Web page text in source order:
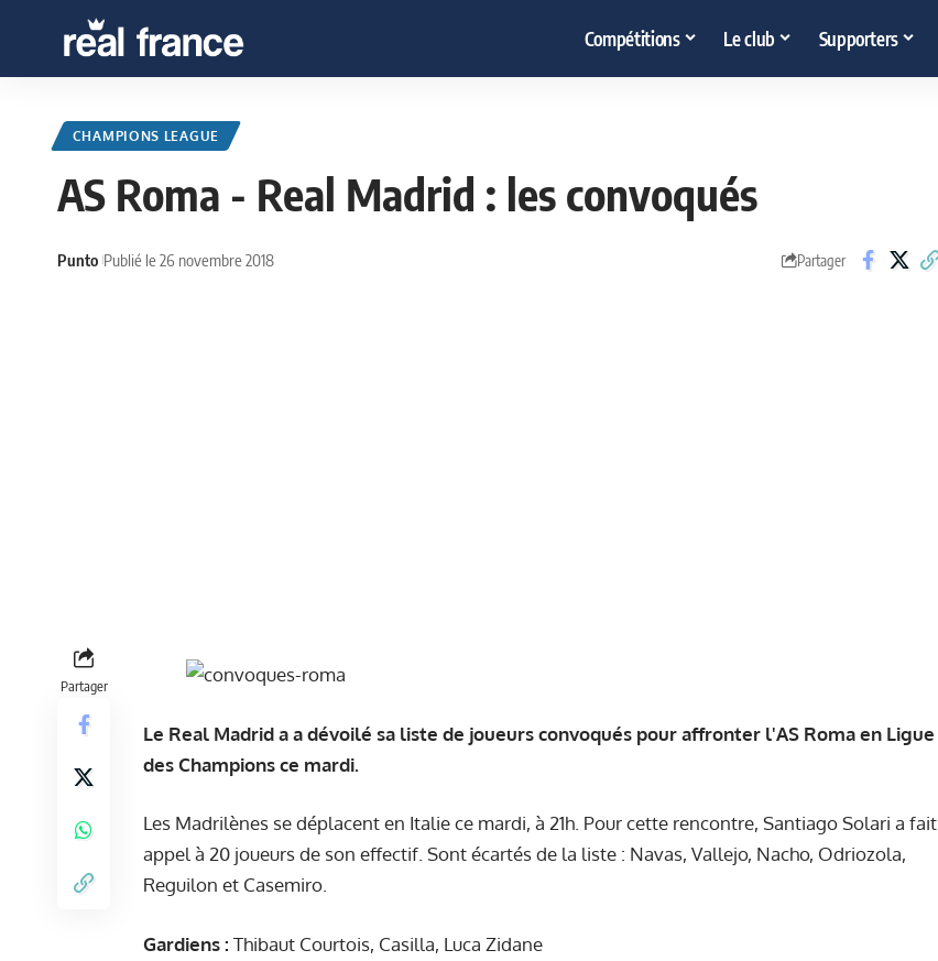
Compétitions Le club Supporters
CHAMPIONS LEAGUE
AS Roma - Real Madrid : les convoqués
Punto Publié le 26 novembre 2018 Partager
Partager
Le Real Madrid a a dévoilé sa liste de joueurs convoqués pour affronter l'AS Roma en Ligue
des Champions ce mardi.
Les Madrilènes se déplacent en Italie ce mardi, à 21h. Pour cette rencontre, Santiago Solari a fait
appel à 20 joueurs de son effectif. Sont écartés de la liste : Navas, Vallejo, Nacho, Odriozola,
Reguilon et Casemiro.
Gardiens : Thibaut Courtois, Casilla, Luca Zidane